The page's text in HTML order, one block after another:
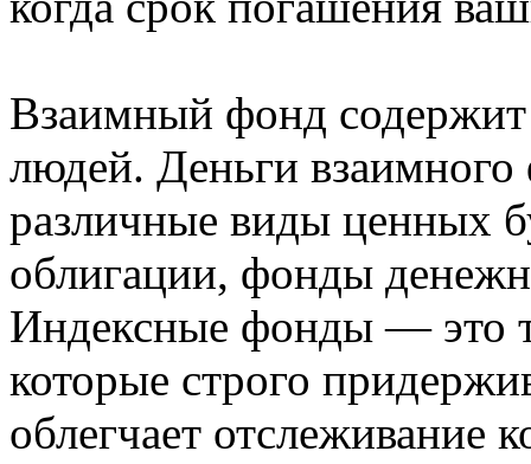
Взаимный фонд
людей. Деньги
различные виды ценных
облигации, фонды
Индексные фонды — это
которые строго
облегчает отслеживание